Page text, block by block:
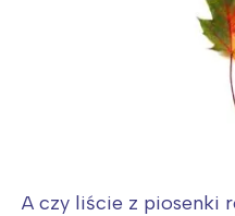
A czy liście z piosenki